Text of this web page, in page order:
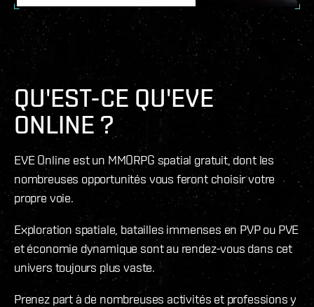
QU'EST-CE QU'EVE
ONLINE ?
EVE Online est un MMORPG spatial gratuit, dont les
nombreuses opportunités vous feront choisir votre
propre voie.
Exploration spatiale, batailles immenses en PVP ou PVE
et économie dynamique sont au rendez-vous dans cet
univers toujours plus vaste.
Prenez part à de nombreuses activités et professions y